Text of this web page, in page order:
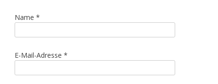
Name *
E-Mail-Adresse *